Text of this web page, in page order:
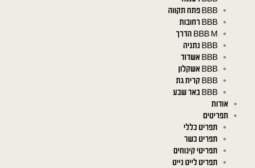
BBB פתח תקווה
BBB רחובות
BBB M הדרך
BBB נתניה
BBB אשדוד
BBB אשקלון
BBB קרית גת
BBB באר שבע
אודות
תפריטים
תפריט כללי
תפריט כשר
תפריטי קינוחים
תפריט לייט נייט